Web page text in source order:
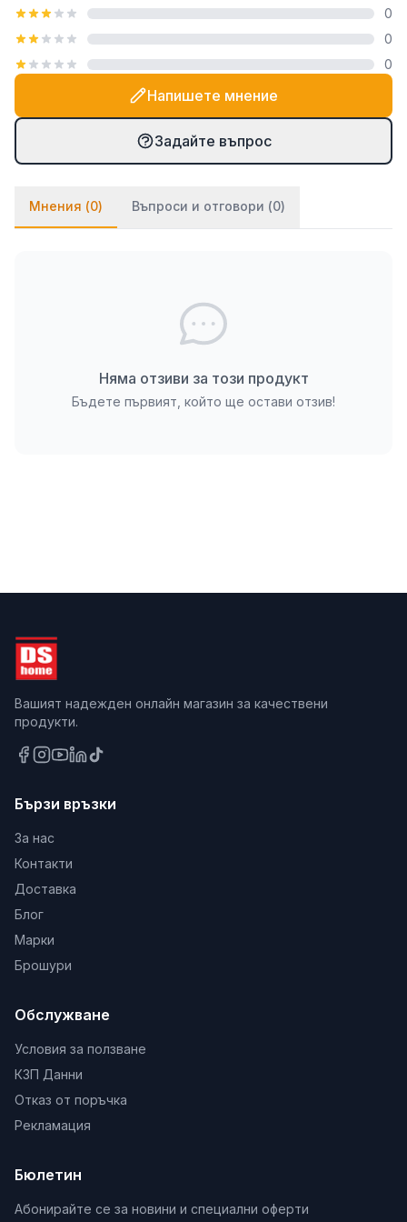
посредством закачалка тип "гребен", която е
включена в комплекта. При PVC паната частите
се монтират на стената посредством
двойнозалепващо се тиксо. Ако ще се монтират
върху стена с тапет, препоръчваме да използвате
и няколко капки лепило върху тиксото (всяко
бързозалепящо лепило като капчица, каноконлит
0
0
0
Напишете мнение
Задайте въпрос
Мнения (0) Въпроси и отговори (0)
Няма отзиви за този продукт
Бъдете първият, който ще остави отзив!
Вашият надежден онлайн магазин за качествени
продукти.
Бързи връзки
За нас
Контакти
Доставка
Блог
Марки
Брошури
Обслужване
Условия за ползване
КЗП Данни
Отказ от поръчка
Рекламация
Бюлетин
Абонирайте се за новини и специални оферти